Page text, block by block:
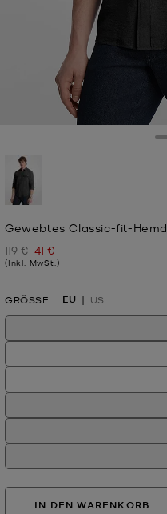
Gewebtes Classic-fit-Hemd
Zuvor
119 € Jetzt
41 €
(Inkl. MwSt.)
GRÖSSE EU US
IN DEN WARENKORB